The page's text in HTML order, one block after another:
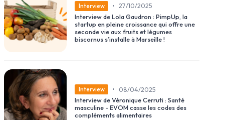
Interview • 27/10/2025
Interview de Lola Gaudron : PimpUp, la
startup en pleine croissance qui offre une
seconde vie aux fruits et légumes
biscornus s’installe à Marseille !
Interview •
08/04/2025
Interview de Véronique Cerruti : Santé
masculine - EVOM casse les codes des
compléments alimentaires